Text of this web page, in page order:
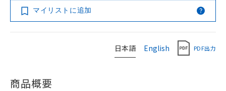
マイリストに追加
日本語 English PDF出力
商品概要